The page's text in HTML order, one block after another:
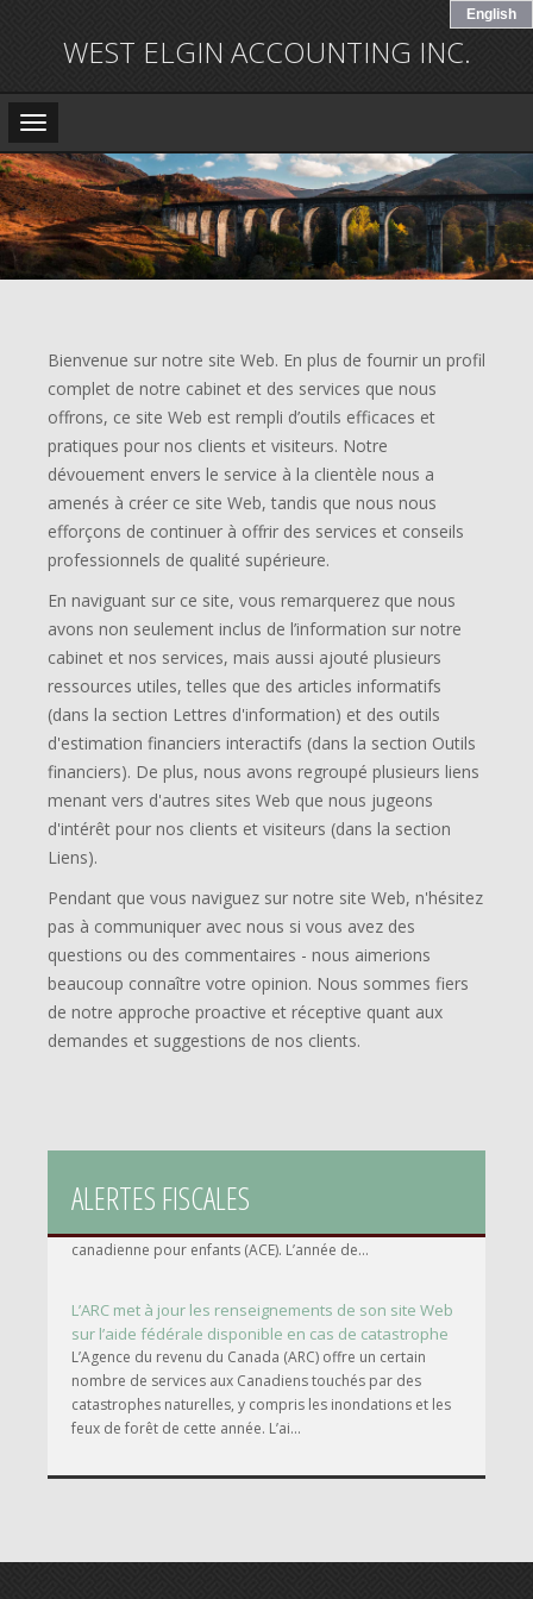
English
WEST ELGIN ACCOUNTING INC.
Main
Navigation
Bienvenue sur notre site Web. En plus de fournir un profil
complet de notre cabinet et des services que nous
offrons, ce site Web est rempli d’outils efficaces et
pratiques pour nos clients et visiteurs. Notre
dévouement envers le service à la clientèle nous a
amenés à créer ce site Web, tandis que nous nous
efforçons de continuer à offrir des services et conseils
professionnels de qualité supérieure.
En naviguant sur ce site, vous remarquerez que nous
avons non seulement inclus de l’information sur notre
cabinet et nos services, mais aussi ajouté plusieurs
ressources utiles, telles que des articles informatifs
(dans la section Lettres d'information) et des outils
d'estimation financiers interactifs (dans la section Outils
financiers). De plus, nous avons regroupé plusieurs liens
menant vers d'autres sites Web que nous jugeons
d'intérêt pour nos clients et visiteurs (dans la section
Liens).
Pendant que vous naviguez sur notre site Web, n'hésitez
pas à communiquer avec nous si vous avez des
questions ou des commentaires - nous aimerions
beaucoup connaître votre opinion. Nous sommes fiers
de notre approche proactive et réceptive quant aux
demandes et suggestions de nos clients.
ALERTES FISCALES
l’Allocation canadienne pour enfants 2026-2027
directs non imposables aux parents canadiens
canadienne pour enfants (ACE). L’année de...
L’ARC met à jour les renseignements de son site Web
sur l’aide fédérale disponible en cas de catastrophe
L’Agence du revenu du Canada (ARC) offre un certain
nombre de services aux Canadiens touchés par des
catastrophes naturelles, y compris les inondations et les
feux de forêt de cette année. L’ai...
Mise à jour des tables de retenues à la source pour